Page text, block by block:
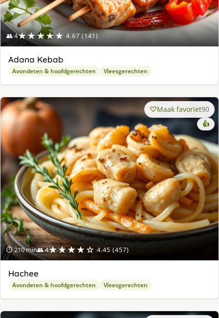
👥 4★★★★★ 4.67 (141)
Adana Kebab
Avondeten & hoofdgerechten Vleesgerechten
⏱ 210 min👥 4★★★★☆ 4.45 (457)
Maak favoriet90
👍
Hachee
Avondeten & hoofdgerechten Vleesgerechten